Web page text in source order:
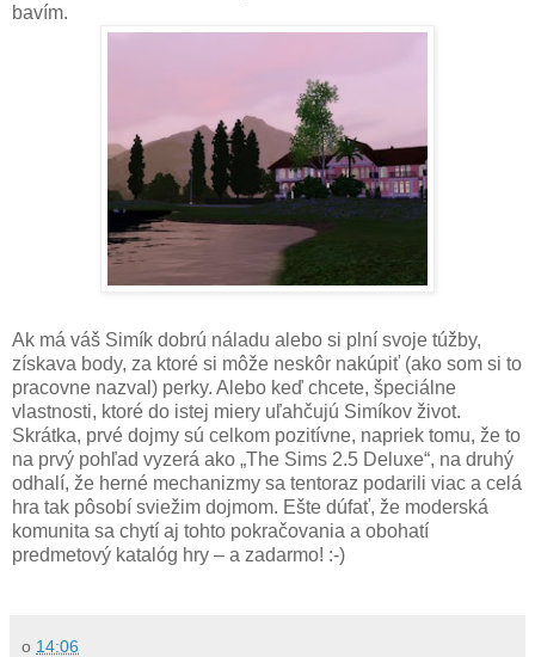
bavím.
Ak má váš Simík dobrú náladu alebo si plní svoje túžby,
získava body, za ktoré si môže neskôr nakúpiť (ako som si to
pracovne nazval) perky. Alebo keď chcete, špeciálne
vlastnosti, ktoré do istej miery uľahčujú Simíkov život.
Skrátka, prvé dojmy sú celkom pozitívne, napriek tomu, že to
na prvý pohľad vyzerá ako „The Sims 2.5 Deluxe“, na druhý
odhalí, že herné mechanizmy sa tentoraz podarili viac a celá
hra tak pôsobí sviežim dojmom. Ešte dúfať, že moderská
komunita sa chytí aj tohto pokračovania a obohatí
predmetový katalóg hry – a zadarmo! :-)
o 14:06